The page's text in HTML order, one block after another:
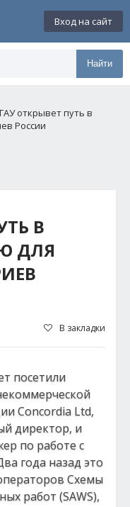
Вход на сайт
Найти
открывет путь в
России
В
ДЛЯ
В закладки
посетили
Concordia Ltd,
директор, и
по работе с
года назад это
Схемы
работ (SAWS),